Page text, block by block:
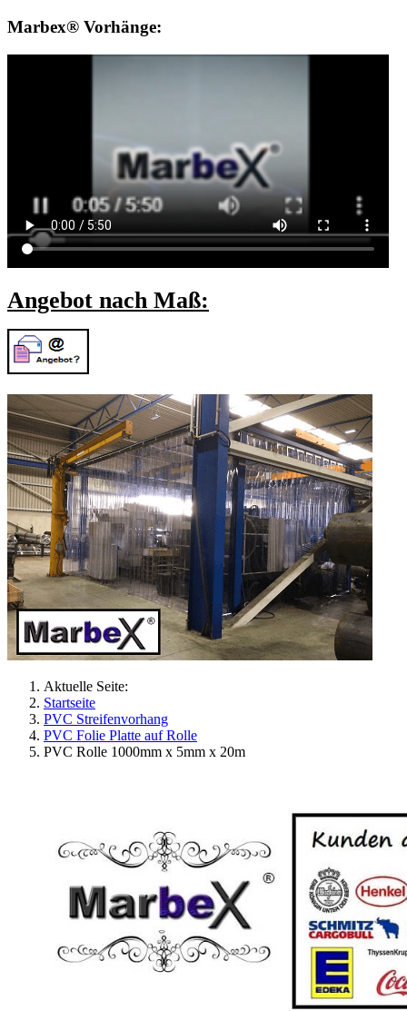
Marbex® Vorhänge:
Angebot nach Maß:
Aktuelle Seite:
Startseite
PVC Streifenvorhang
PVC Folie Platte auf Rolle
PVC Rolle 1000mm x 5mm x 20m